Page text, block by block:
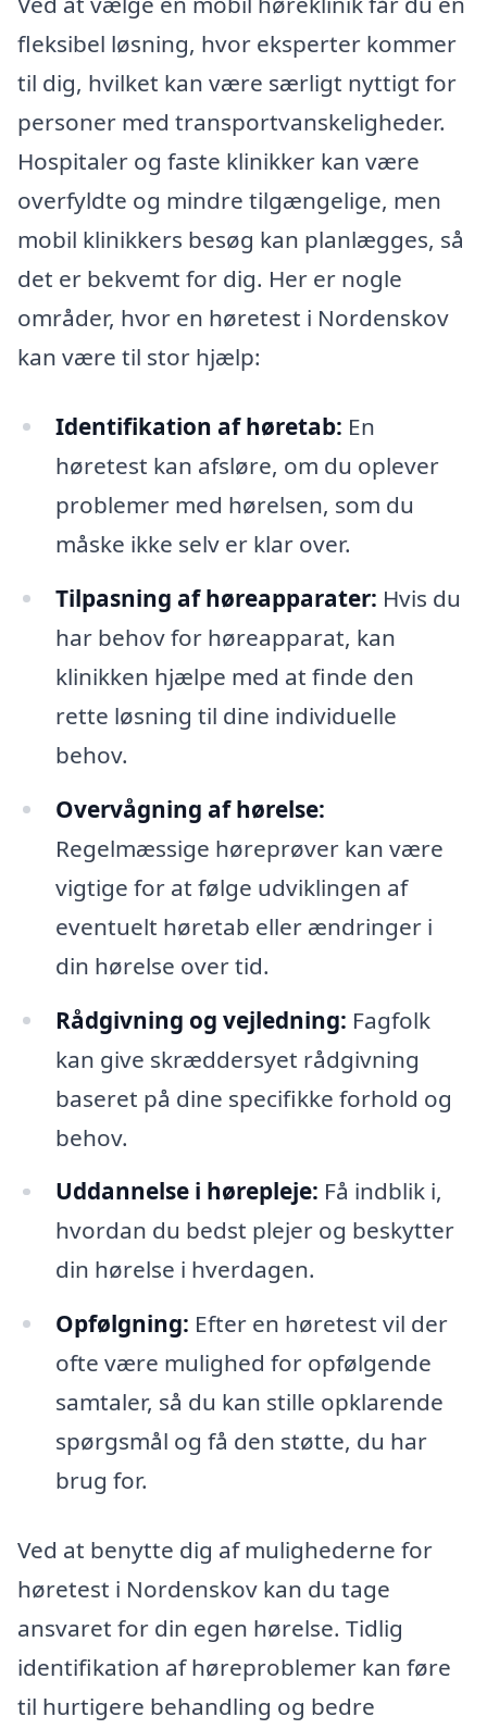
fleksibel løsning, hvor eksperter kommer
til dig, hvilket kan være særligt nyttigt for
personer med transportvanskeligheder.
Hospitaler og faste klinikker kan være
overfyldte og mindre tilgængelige, men
mobil klinikkers besøg kan planlægges, så
det er bekvemt for dig. Her er nogle
områder, hvor en høretest i Nordenskov
kan være til stor hjælp:
Identifikation af høretab: En
høretest kan afsløre, om du oplever
problemer med hørelsen, som du
måske ikke selv er klar over.
Tilpasning af høreapparater: Hvis du
har behov for høreapparat, kan
klinikken hjælpe med at finde den
rette løsning til dine individuelle
behov.
Overvågning af hørelse:
Regelmæssige høreprøver kan være
vigtige for at følge udviklingen af
eventuelt høretab eller ændringer i
din hørelse over tid.
Rådgivning og vejledning: Fagfolk
kan give skræddersyet rådgivning
baseret på dine specifikke forhold og
behov.
Uddannelse i hørepleje: Få indblik i,
hvordan du bedst plejer og beskytter
din hørelse i hverdagen.
Opfølgning: Efter en høretest vil der
ofte være mulighed for opfølgende
samtaler, så du kan stille opklarende
spørgsmål og få den støtte, du har
brug for.
Ved at benytte dig af mulighederne for
høretest i Nordenskov kan du tage
ansvaret for din egen hørelse. Tidlig
identifikation af høreproblemer kan føre
til hurtigere behandling og bedre